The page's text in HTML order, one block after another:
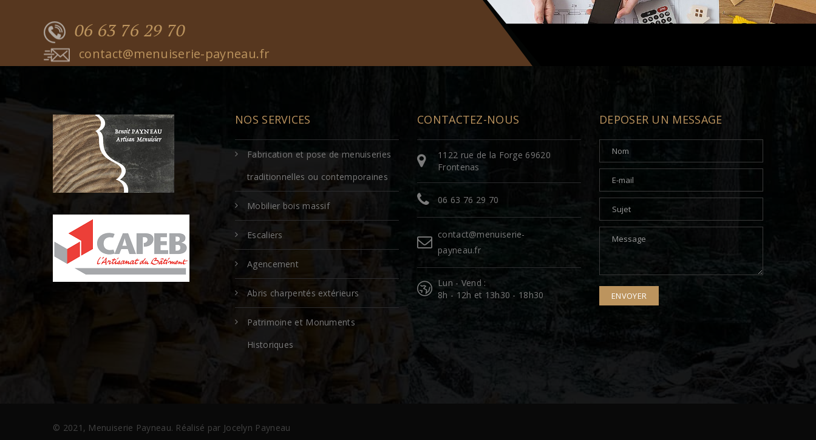
06 63 76 29 70
contact@menuiserie-payneau.fr
NOS SERVICES
Fabrication et pose de menuiseries
traditionnelles ou contemporaines
Mobilier bois massif
Escaliers
Agencement
Abris charpentés extérieurs
Patrimoine et Monuments
Historiques
CONTACTEZ-NOUS
1122 rue de la Forge 69620
Frontenas
06 63 76 29 70
contact@menuiserie-
payneau.fr
Lun - Vend :
8h - 12h et 13h30 - 18h30
DEPOSER UN MESSAGE
© 2021, Menuiserie Payneau. Réalisé par Jocelyn Payneau